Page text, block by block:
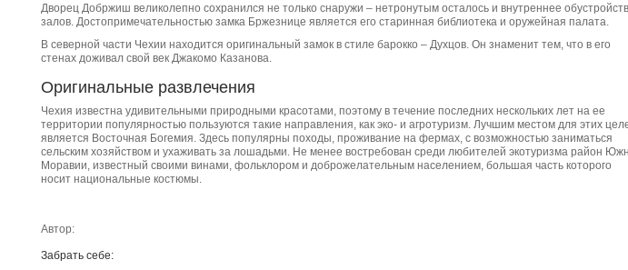
Дворец Добржиш великолепно сохранился не только снаружи – нетронутым осталось и внутреннее
залов. Достопримечательностью замка Бржезнице является его старинная библиотека и оружейная палата.
В северной части Чехии находится оригинальный замок в стиле барокко – Духцов. Он знаменит тем, что в его
стенах доживал свой век Джакомо Казанова.
Оригинальные развлечения
Чехия известна удивительными природными красотами, поэтому в течение последних нескольких лет на ее
территории популярностью пользуются такие направления, как эко- и агротуризм. Лучшим местом для этих
является Восточная Богемия. Здесь популярны походы, проживание на фермах, с возможностью заниматься
сельским хозяйством и ухаживать за лошадьми. Не менее востребован среди любителей экотуризма район
Моравии, известный своими винами, фольклором и доброжелательным населением, большая часть которого
носит национальные костюмы.
Автор:
Забрать себе: